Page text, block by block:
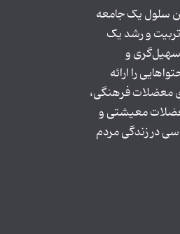
سلول یک جامعه
و رشد یک
و
را ارائه
معضلات فرهنگی،
معیشتی و
در زندگی مردم